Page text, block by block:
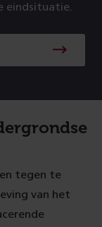
eindsituatie.
tegen te
van het